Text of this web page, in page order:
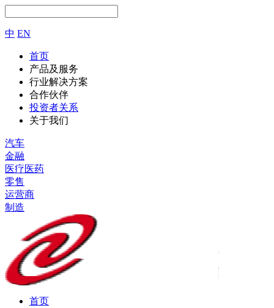
中 EN
首页
产品及服务
行业解决方案
合作伙伴
投资者关系
关于我们
汽车
金融
医疗医药
零售
运营商
制造
首页